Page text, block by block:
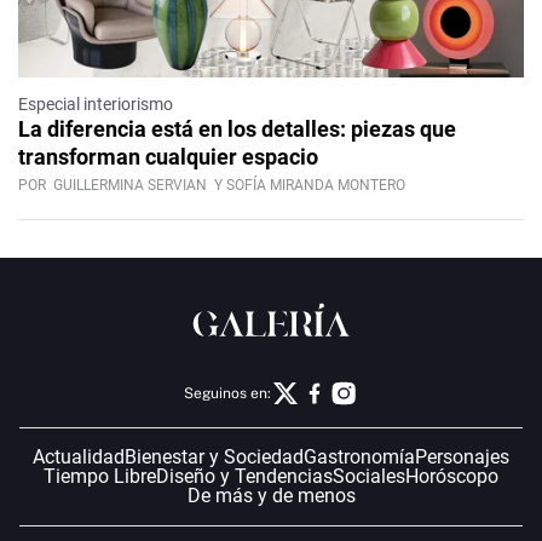
Especial interiorismo
La diferencia está en los detalles: piezas que
transforman cualquier espacio
POR GUILLERMINA SERVIAN Y SOFÍA MIRANDA MONTERO
Seguinos en:
Actualidad Bienestar y SociedadGastronomíaPersonajes
Tiempo LibreDiseño y TendenciasSocialesHoróscopo
De más y de menos